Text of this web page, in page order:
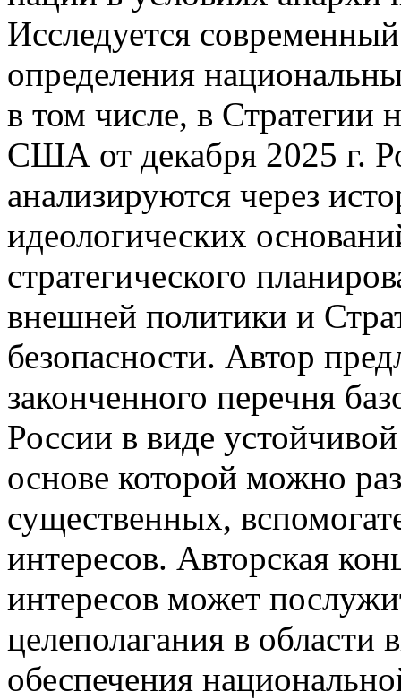
Исследуется
определения
в том числе, в Стратегии
США от декабря 2025 г.
анализируются через
идеологических
стратегического
внешней политики и
безопасности. Автор
законченного перечня
России в виде
основе которой можно
существенных,
интересов. Авторская
интересов может
целеполагания в
обеспечения